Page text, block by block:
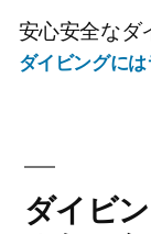
安心安全なダ
ダイビングに
ダイビ